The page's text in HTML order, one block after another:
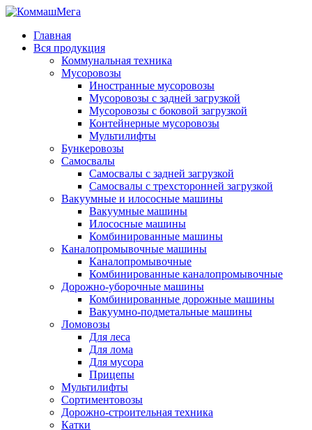
Главная
Вся продукция
Коммунальная техника
Мусоровозы
Иностранные мусоровозы
Мусоровозы с задней загрузкой
Мусоровозы с боковой загрузкой
Контейнерные мусоровозы
Мультилифты
Бункеровозы
Самосвалы
Самосвалы с задней загрузкой
Самосвалы с трехсторонней загрузкой
Вакуумные и илососные машины
Вакуумные машины
Илососные машины
Комбинированные машины
Каналопромывочные машины
Каналопромывочные
Комбинированные каналопромывочные
Дорожно-уборочные машины
Комбинированные дорожные машины
Вакуумно-подметальные машины
Ломовозы
Для леса
Для лома
Для мусора
Прицепы
Мультилифты
Сортиментовозы
Дорожно-строительная техника
Катки